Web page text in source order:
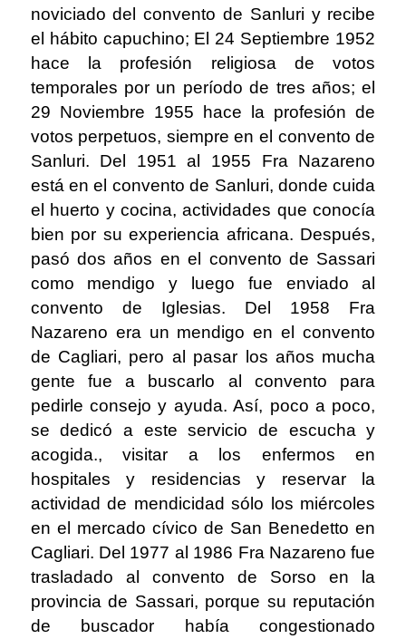
noviciado del convento de Sanluri y recibe
el hábito capuchino; El 24 Septiembre 1952
hace la profesión religiosa de votos
temporales por un período de tres años; el
29 Noviembre 1955 hace la profesión de
votos perpetuos, siempre en el convento de
Sanluri. Del 1951 al 1955 Fra Nazareno
está en el convento de Sanluri, donde cuida
el huerto y cocina, actividades que conocía
bien por su experiencia africana. Después,
pasó dos años en el convento de Sassari
como mendigo y luego fue enviado al
convento de Iglesias. Del 1958 Fra
Nazareno era un mendigo en el convento
de Cagliari, pero al pasar los años mucha
gente fue a buscarlo al convento para
pedirle consejo y ayuda. Así, poco a poco,
se dedicó a este servicio de escucha y
acogida., visitar a los enfermos en
hospitales y residencias y reservar la
actividad de mendicidad sólo los miércoles
en el mercado cívico de San Benedetto en
Cagliari. Del 1977 al 1986 Fra Nazareno fue
trasladado al convento de Sorso en la
provincia de Sassari, porque su reputación
de buscador había congestionado